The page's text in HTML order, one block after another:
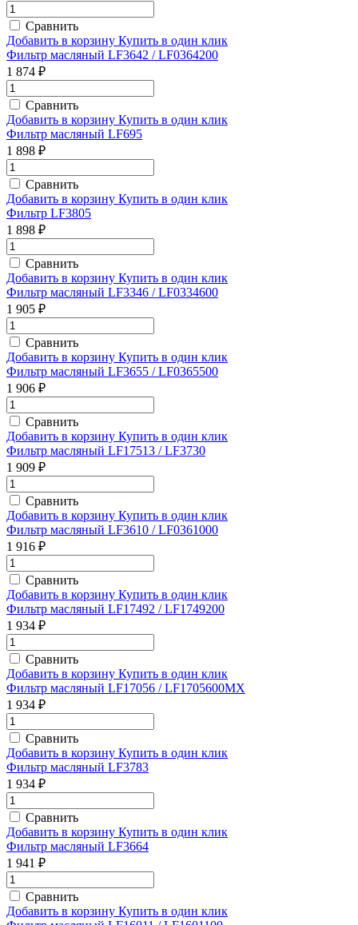
Сравнить
Добавить в корзину Купить в один клик
Фильтр масляный LF3642 / LF0364200
1 874 ₽
Сравнить
Добавить в корзину Купить в один клик
Фильтр масляный LF695
1 898 ₽
Сравнить
Добавить в корзину Купить в один клик
Фильтр LF3805
1 898 ₽
Сравнить
Добавить в корзину Купить в один клик
Фильтр масляный LF3346 / LF0334600
1 905 ₽
Сравнить
Добавить в корзину Купить в один клик
Фильтр масляный LF3655 / LF0365500
1 906 ₽
Сравнить
Добавить в корзину Купить в один клик
Фильтр масляный LF17513 / LF3730
1 909 ₽
Сравнить
Добавить в корзину Купить в один клик
Фильтр масляный LF3610 / LF0361000
1 916 ₽
Сравнить
Добавить в корзину Купить в один клик
Фильтр масляный LF17492 / LF1749200
1 934 ₽
Сравнить
Добавить в корзину Купить в один клик
Фильтр масляный LF17056 / LF1705600MX
1 934 ₽
Сравнить
Добавить в корзину Купить в один клик
Фильтр масляный LF3783
1 934 ₽
Сравнить
Добавить в корзину Купить в один клик
Фильтр масляный LF3664
1 941 ₽
Сравнить
Добавить в корзину Купить в один клик